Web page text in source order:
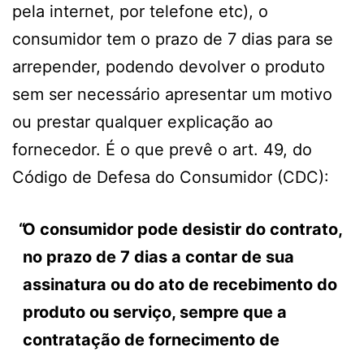
pela internet, por telefone etc), o
consumidor tem o prazo de 7 dias para se
arrepender, podendo devolver o produto
sem ser necessário apresentar um motivo
ou prestar qualquer explicação ao
fornecedor. É o que prevê o art. 49, do
Código de Defesa do Consumidor (CDC):
O consumidor pode desistir do contrato,
no prazo de 7 dias a contar de sua
assinatura ou do ato de recebimento do
produto ou serviço, sempre que a
contratação de fornecimento de